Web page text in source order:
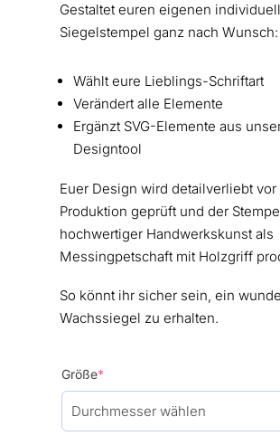
Gestaltet euren eigenen
Siegelstempel ganz nach Wunsch:
Wählt eure Lieblings-Schriftart
Verändert alle Elemente
Ergänzt SVG-Elemente aus
Designtool
Euer Design wird detailverliebt vor
Produktion geprüft und der
hochwertiger Handwerkskunst als
Messingpetschaft mit Holzgriff
So könnt ihr sicher sein, ein
Wachssiegel zu erhalten.
Größe*(required)